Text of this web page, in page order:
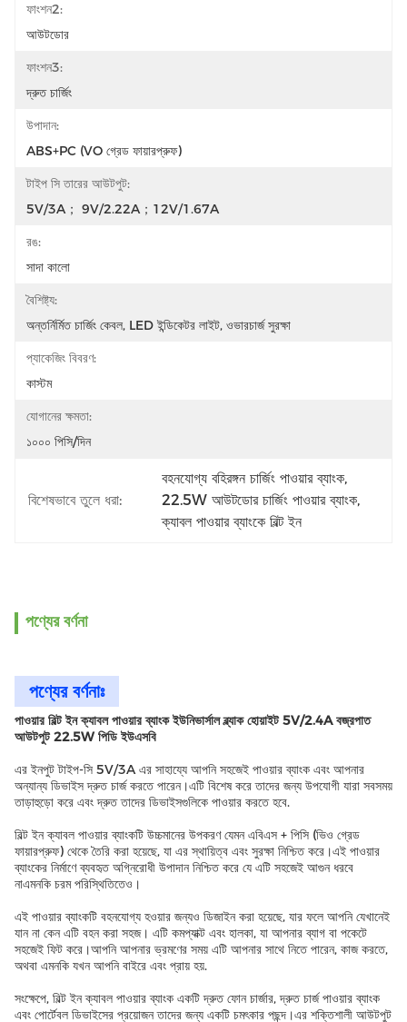
ফাংশন2:
আউটডোর
ফাংশন3:
দ্রুত চার্জিং
উপাদান:
ABS+PC (VO গ্রেড ফায়ারপ্রুফ)
টাইপ সি তারের আউটপুট:
5V/3A； 9V/2.22A；12V/1.67A
রঙ:
সাদা কালো
বৈশিষ্ট্য:
অন্তর্নির্মিত চার্জিং কেবল, LED ইন্ডিকেটর লাইট, ওভারচার্জ সুরক্ষা
প্যাকেজিং বিবরণ:
কাস্টম
যোগানের ক্ষমতা:
১০০০ পিসি/দিন
বিশেষভাবে তুলে ধরা:
বহনযোগ্য বহিরঙ্গন চার্জিং পাওয়ার ব্যাংক,
22.5W আউটডোর চার্জিং পাওয়ার ব্যাংক,
ক্যাবল পাওয়ার ব্যাংকে বিল্ট ইন
পণ্যের বর্ণনা
পণ্যের বর্ণনাঃ
পাওয়ার বিল্ট ইন ক্যাবল পাওয়ার ব্যাংক ইউনিভার্সাল ব্ল্যাক হোয়াইট 5V/2.4A বজ্রপাত
আউটপুট 22.5W পিডি ইউএসবি
এর ইনপুট টাইপ-সি 5V/3A এর সাহায্যে আপনি সহজেই পাওয়ার ব্যাংক এবং আপনার
অন্যান্য ডিভাইস দ্রুত চার্জ করতে পারেন।এটি বিশেষ করে তাদের জন্য উপযোগী যারা সবসময়
তাড়াহুড়ো করে এবং দ্রুত তাদের ডিভাইসগুলিকে পাওয়ার করতে হবে.
বিল্ট ইন ক্যাবল পাওয়ার ব্যাংকটি উচ্চমানের উপকরণ যেমন এবিএস + পিসি (ভিও গ্রেড
ফায়ারপ্রুফ) থেকে তৈরি করা হয়েছে, যা এর স্থায়িত্ব এবং সুরক্ষা নিশ্চিত করে।এই পাওয়ার
ব্যাংকের নির্মাণে ব্যবহৃত অগ্নিরোধী উপাদান নিশ্চিত করে যে এটি সহজেই আগুন ধরবে
নাএমনকি চরম পরিস্থিতিতেও।
এই পাওয়ার ব্যাংকটি বহনযোগ্য হওয়ার জন্যও ডিজাইন করা হয়েছে, যার ফলে আপনি যেখানেই
যান না কেন এটি বহন করা সহজ। এটি কমপ্যাক্ট এবং হালকা, যা আপনার ব্যাগ বা পকেটে
সহজেই ফিট করে।আপনি আপনার ভ্রমণের সময় এটি আপনার সাথে নিতে পারেন, কাজ করতে,
অথবা এমনকি যখন আপনি বাইরে এবং প্রায় হয়.
সংক্ষেপে, বিল্ট ইন ক্যাবল পাওয়ার ব্যাংক একটি দ্রুত ফোন চার্জার, দ্রুত চার্জ পাওয়ার ব্যাংক
এবং পোর্টেবল ডিভাইসের প্রয়োজন তাদের জন্য একটি চমৎকার পছন্দ।এর শক্তিশালী আউটপুট